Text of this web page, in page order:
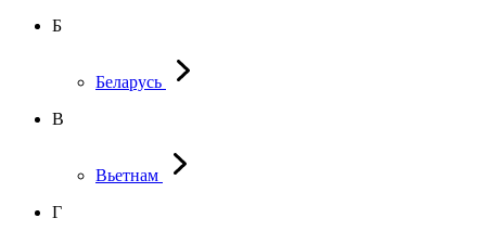
Б
Беларусь
В
Вьетнам
Г